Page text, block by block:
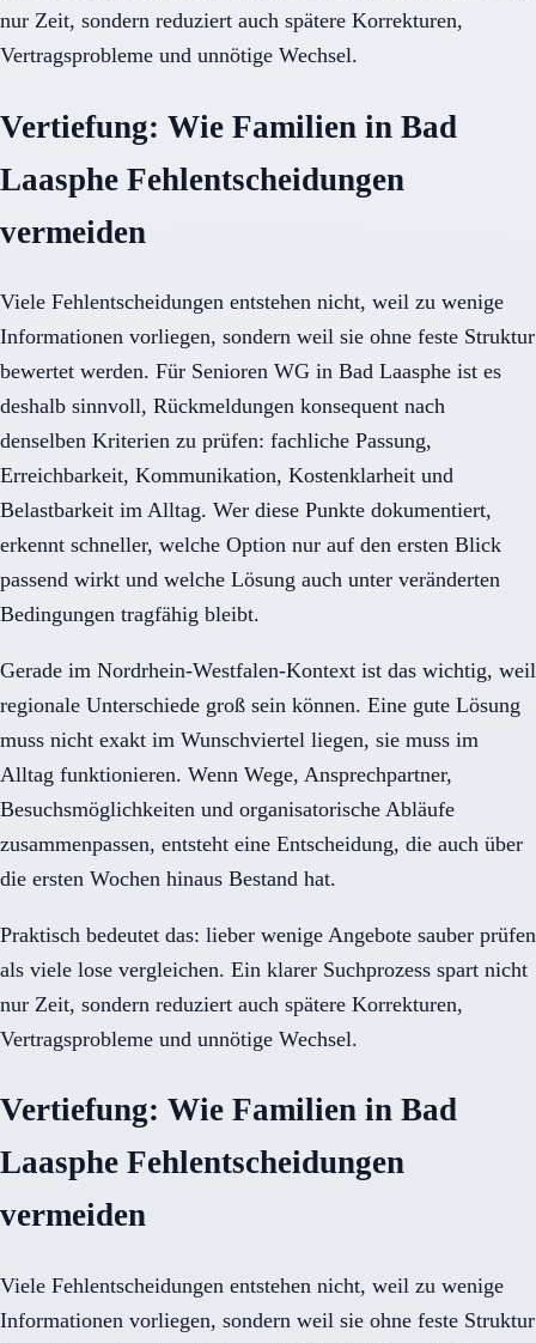
nur Zeit, sondern reduziert auch spätere Korrekturen,
Vertragsprobleme und unnötige Wechsel.
Vertiefung: Wie Familien in Bad
Laasphe Fehlentscheidungen
vermeiden
Viele Fehlentscheidungen entstehen nicht, weil zu wenige
Informationen vorliegen, sondern weil sie ohne feste Struktur
bewertet werden. Für Senioren WG in Bad Laasphe ist es
deshalb sinnvoll, Rückmeldungen konsequent nach
denselben Kriterien zu prüfen: fachliche Passung,
Erreichbarkeit, Kommunikation, Kostenklarheit und
Belastbarkeit im Alltag. Wer diese Punkte dokumentiert,
erkennt schneller, welche Option nur auf den ersten Blick
passend wirkt und welche Lösung auch unter veränderten
Bedingungen tragfähig bleibt.
Gerade im Nordrhein-Westfalen-Kontext ist das wichtig, weil
regionale Unterschiede groß sein können. Eine gute Lösung
muss nicht exakt im Wunschviertel liegen, sie muss im
Alltag funktionieren. Wenn Wege, Ansprechpartner,
Besuchsmöglichkeiten und organisatorische Abläufe
zusammenpassen, entsteht eine Entscheidung, die auch über
die ersten Wochen hinaus Bestand hat.
Praktisch bedeutet das: lieber wenige Angebote sauber prüfen
als viele lose vergleichen. Ein klarer Suchprozess spart nicht
nur Zeit, sondern reduziert auch spätere Korrekturen,
Vertragsprobleme und unnötige Wechsel.
Vertiefung: Wie Familien in Bad
Laasphe Fehlentscheidungen
vermeiden
Viele Fehlentscheidungen entstehen nicht, weil zu wenige
Informationen vorliegen, sondern weil sie ohne feste Struktur